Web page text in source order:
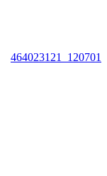
464023121_120701